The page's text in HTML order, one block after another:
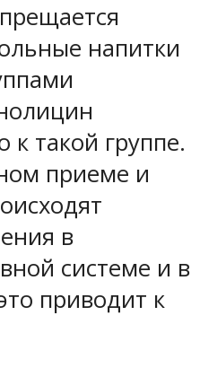
напитки
к такой группе.
приеме и
в
системе и в
приводит к